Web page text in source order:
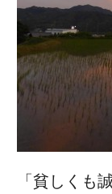
「貧しくも